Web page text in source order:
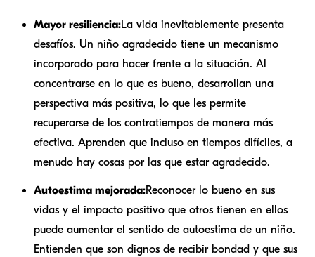
Mayor resiliencia:La vida inevitablemente presenta
desafíos. Un niño agradecido tiene un mecanismo
incorporado para hacer frente a la situación. Al
concentrarse en lo que es bueno, desarrollan una
perspectiva más positiva, lo que les permite
recuperarse de los contratiempos de manera más
efectiva. Aprenden que incluso en tiempos difíciles, a
menudo hay cosas por las que estar agradecido.
Autoestima mejorada:Reconocer lo bueno en sus
vidas y el impacto positivo que otros tienen en ellos
puede aumentar el sentido de autoestima de un niño.
Entienden que son dignos de recibir bondad y que sus